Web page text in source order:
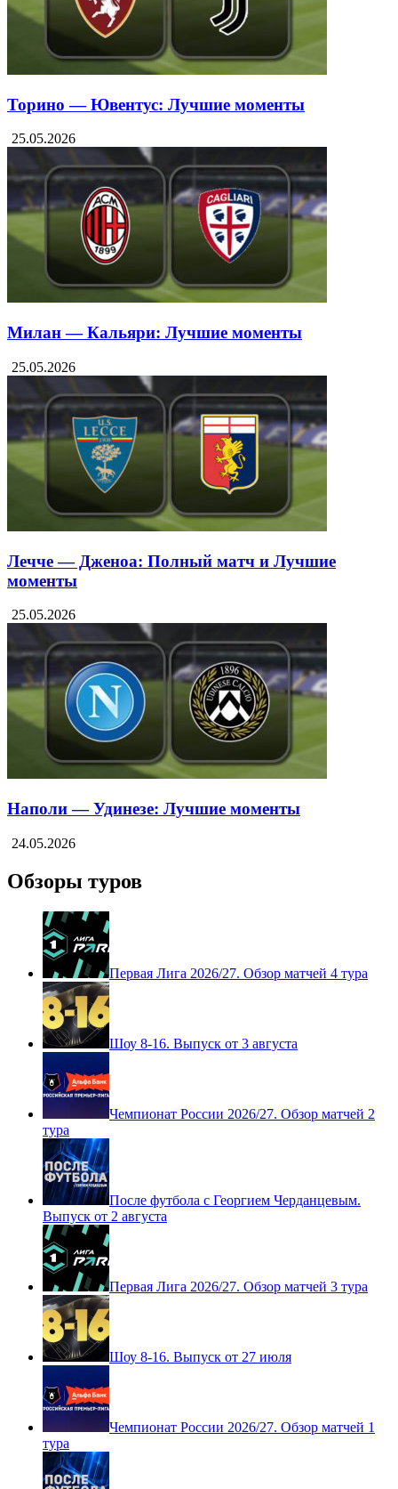
Торино — Ювентус: Лучшие моменты
25.05.2026
Милан — Кальяри: Лучшие моменты
25.05.2026
Лечче — Дженоа: Полный матч и Лучшие
моменты
25.05.2026
Наполи — Удинезе: Лучшие моменты
24.05.2026
Обзоры туров
Первая Лига 2026/27. Обзор матчей 4 тура
Шоу 8-16. Выпуск от 3 августа
Чемпионат России 2026/27. Обзор матчей 2
тура
После футбола с Георгием Черданцевым.
Выпуск от 2 августа
Первая Лига 2026/27. Обзор матчей 3 тура
Шоу 8-16. Выпуск от 27 июля
Чемпионат России 2026/27. Обзор матчей 1
тура